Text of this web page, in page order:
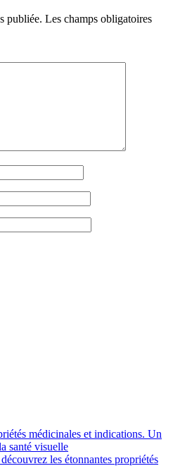
publiée. Les champs obligatoires
médicinales et indications. Un
santé visuelle
les étonnantes propriétés